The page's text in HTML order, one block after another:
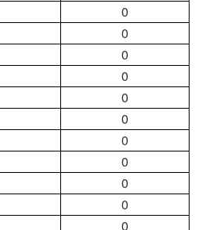
0
0
0
0
0
0
0
0
0
0
0